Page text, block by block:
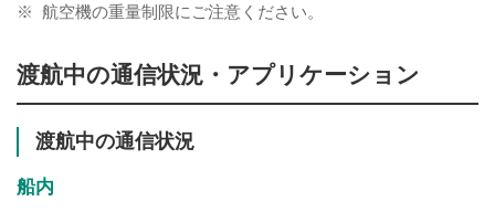
※ 航空機の重量制限にご注意ください。
渡航中の通信状況・アプリケーション
渡航中の通信状況
船内